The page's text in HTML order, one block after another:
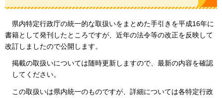
県内特定行政庁の統一的な取扱いをまとめた手引きを平成16年に
書籍として発刊したところですが、近年の法令等の改正を反映して
改訂しましたので公開します。
掲載の取扱いについては随時更新しますので、最新の内容を確認
してください。
この取扱いは県内統一のものですが、詳細については各特定行政